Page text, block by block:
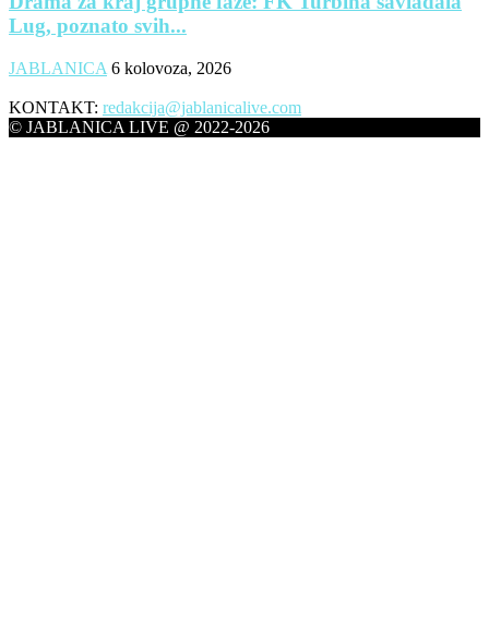
Lug, poznato svih...
JABLANICA 6 kolovoza, 2026
KONTAKT: redakcija@jablanicalive.com
© JABLANICA LIVE @ 2022-2026